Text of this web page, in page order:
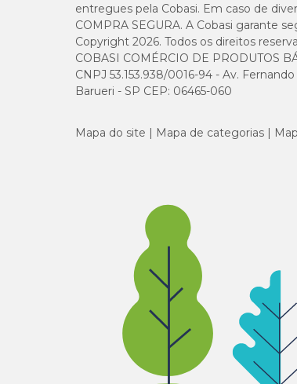
entregues pela Cobasi. Em caso de
COMPRA SEGURA. A Cobasi garante
Copyright 2026. Todos os direitos
COBASI COMÉRCIO DE PRODUTOS
CNPJ 53.153.938/0016-94 - Av.
Barueri - SP CEP: 06465-060
Mapa do site Mapa de categorias